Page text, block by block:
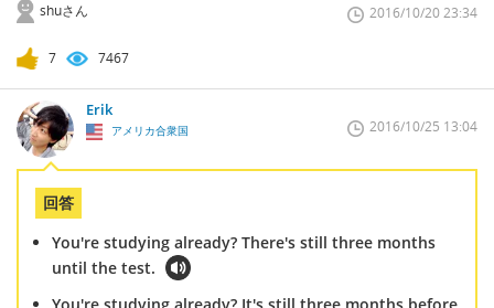
shuさん 2016/10/20 23:34
7 7467
Erik
アメリカ合衆国 2016/10/25 13:04
回答
You're studying already? There's still three months
until the test.